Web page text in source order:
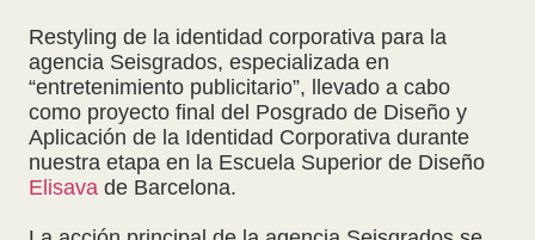
Restyling de la identidad corporativa para la
agencia Seisgrados, especializada en
“entretenimiento publicitario”, llevado a cabo
como proyecto final del Posgrado de Diseño y
Aplicación de la Identidad Corporativa durante
nuestra etapa en la Escuela Superior de Diseño
Elisava de Barcelona.